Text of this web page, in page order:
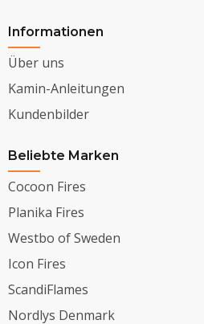
Informationen
Über uns
Kamin-Anleitungen
Kundenbilder
Beliebte Marken
Cocoon Fires
Planika Fires
Westbo of Sweden
Icon Fires
ScandiFlames
Nordlys Denmark